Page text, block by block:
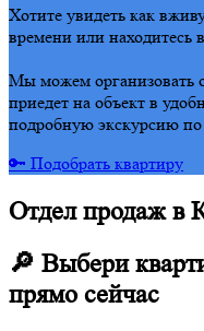
Хотите увидеть как
времени или находитесь
Мы можем организовать
приедет на объект в
подробную экскурсию по
🔑 Подобрать квартиру
Отдел продаж в
🔎 Выбери
прямо сейчас